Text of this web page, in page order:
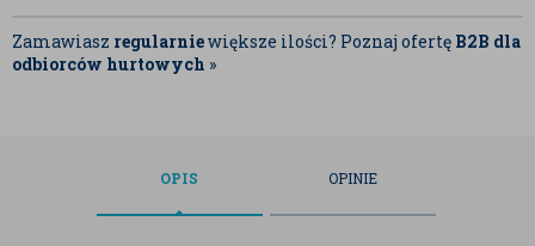
Zamawiasz regularniewiększe ilości? Poznaj ofertę B2B dla
odbiorców hurtowych »
OPIS OPINIE